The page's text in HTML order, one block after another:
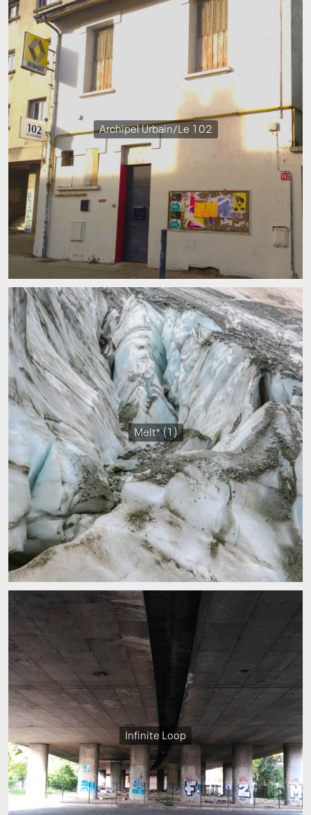
Archipel Urbain/Le 102
Melt* (1)
Infinite Loop